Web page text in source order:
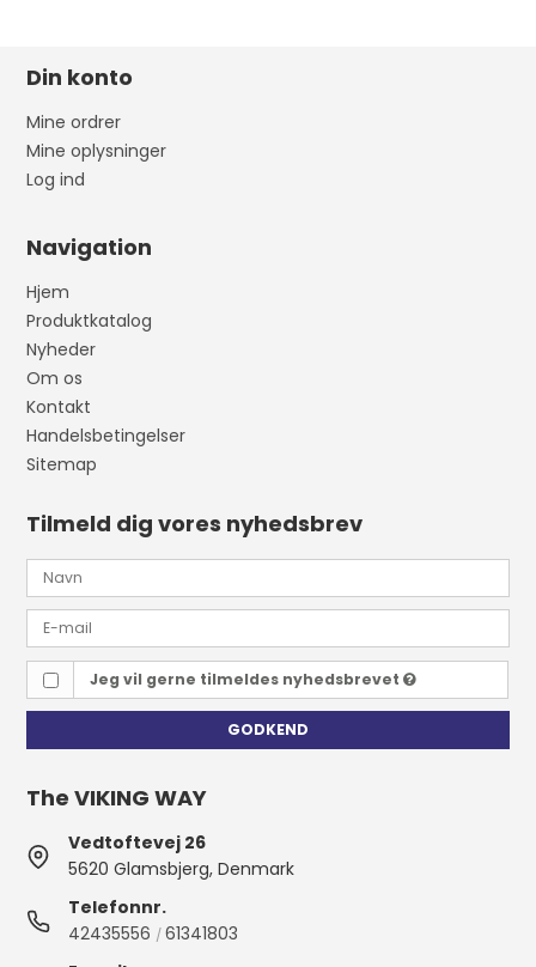
Din konto
Mine ordrer
Mine oplysninger
Log ind
Navigation
Hjem
Produktkatalog
Nyheder
Om os
Kontakt
Handelsbetingelser
Sitemap
Tilmeld dig vores nyhedsbrev
Jeg vil gerne tilmeldes nyhedsbrevet
GODKEND
The VIKING WAY
Vedtoftevej 26
5620 Glamsbjerg, Denmark
Telefonnr.
42435556 /61341803